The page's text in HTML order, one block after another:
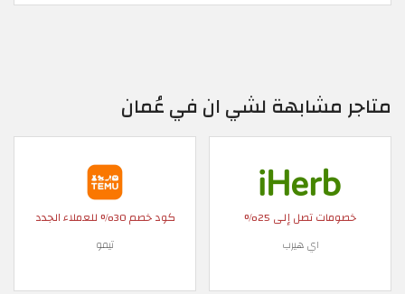
متاجر مشابهة لشي ان في عُمان
خصومات تصل إلى 25%
اي هيرب
كود خصم 30% للعملاء الجدد
تيمو